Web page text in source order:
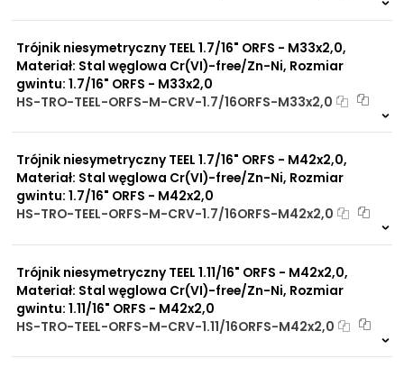
Trójnik niesymetryczny TEEL 1.7/16" ORFS - M33x2,0,
Materiał: Stal węglowa Cr(VI)-free/Zn-Ni, Rozmiar
gwintu: 1.7/16" ORFS - M33x2,0
HS-TRO-TEEL-ORFS-M-CRV-1.7/16ORFS-M33x2,0
Trójnik niesymetryczny TEEL 1.7/16" ORFS - M42x2,0,
Materiał: Stal węglowa Cr(VI)-free/Zn-Ni, Rozmiar
gwintu: 1.7/16" ORFS - M42x2,0
HS-TRO-TEEL-ORFS-M-CRV-1.7/16ORFS-M42x2,0
Trójnik niesymetryczny TEEL 1.11/16" ORFS - M42x2,0,
Materiał: Stal węglowa Cr(VI)-free/Zn-Ni, Rozmiar
gwintu: 1.11/16" ORFS - M42x2,0
HS-TRO-TEEL-ORFS-M-CRV-1.11/16ORFS-M42x2,0